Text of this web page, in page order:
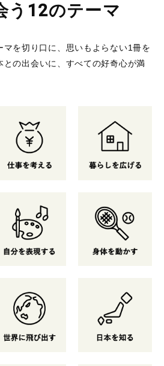
う12のテーマ
マを切り口に、思いもよらない1冊を
との出会いに、すべての好奇心が満